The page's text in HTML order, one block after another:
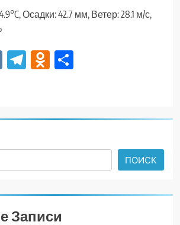
Осадки: 42.7 мм, Ветер: 28.1 м/с,
VK TelegramOdnoklassniki
ПОИСК
Записи